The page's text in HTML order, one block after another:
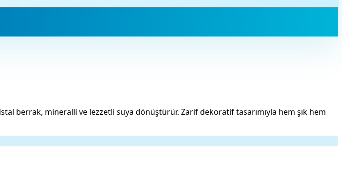
berrak, mineralli ve lezzetli suya dönüştürür. Zarif dekoratif tasarımıyla hem şık hem